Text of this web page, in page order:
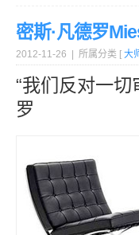
密斯·凡德罗
2012-11-26 | 所属分类 [ 大
“我们反对一
罗